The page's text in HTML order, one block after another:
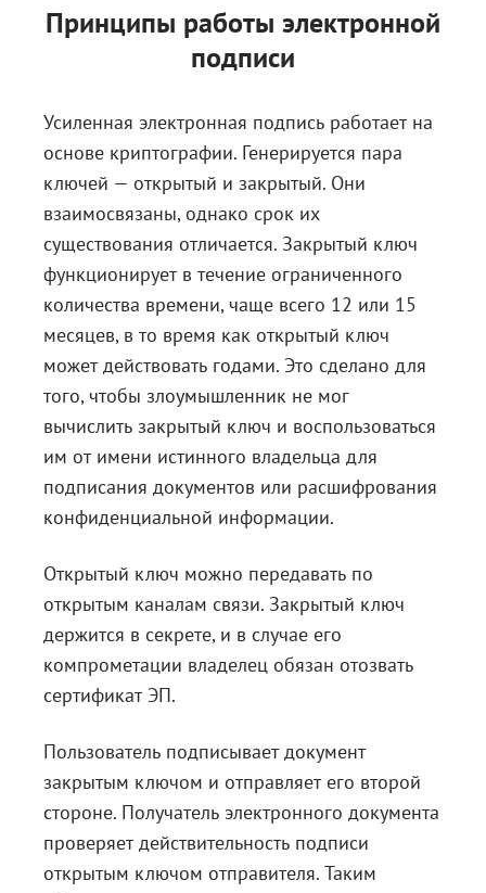
Принципы работы электронной
подписи
Усиленная электронная подпись работает на
основе криптографии. Генерируется пара
ключей — открытый и закрытый. Они
взаимосвязаны, однако срок их
существования отличается. Закрытый ключ
функционирует в течение ограниченного
количества времени, чаще всего 12 или 15
месяцев, в то время как открытый ключ
может действовать годами. Это сделано для
того, чтобы злоумышленник не мог
вычислить закрытый ключ и воспользоваться
им от имени истинного владельца для
подписания документов или расшифрования
конфиденциальной информации.
Открытый ключ можно передавать по
открытым каналам связи. Закрытый ключ
держится в секрете, и в случае его
компрометации владелец обязан отозвать
сертификат ЭП.
Пользователь подписывает документ
закрытым ключом и отправляет его второй
стороне. Получатель электронного документа
проверяет действительность подписи
открытым ключом отправителя. Таким